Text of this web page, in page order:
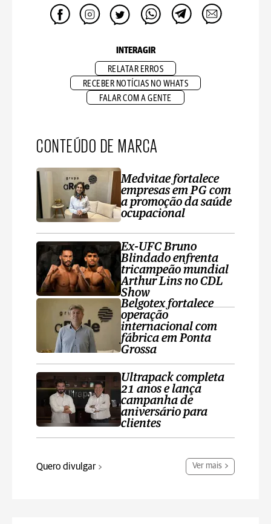
INTERAGIR
RELATAR ERROS
RECEBER NOTÍCIAS NO WHATS
FALAR COM A GENTE
CONTEÚDO DE MARCA
Medvitae fortalece
empresas em PG com
a promoção da saúde
ocupacional
Ex-UFC Bruno
Blindado enfrenta
tricampeão mundial
Arthur Lins no CDL
Show
Belgotex fortalece
operação
internacional com
fábrica em Ponta
Grossa
Ultrapack completa
21 anos e lança
campanha de
aniversário para
clientes
Quero divulgar Ver mais